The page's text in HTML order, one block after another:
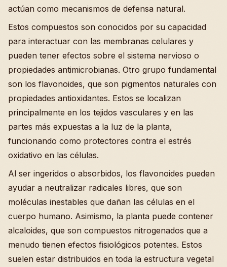
actúan como mecanismos de defensa natural.
Estos compuestos son conocidos por su capacidad
para interactuar con las membranas celulares y
pueden tener efectos sobre el sistema nervioso o
propiedades antimicrobianas. Otro grupo fundamental
son los flavonoides, que son pigmentos naturales con
propiedades antioxidantes. Estos se localizan
principalmente en los tejidos vasculares y en las
partes más expuestas a la luz de la planta,
funcionando como protectores contra el estrés
oxidativo en las células.
Al ser ingeridos o absorbidos, los flavonoides pueden
ayudar a neutralizar radicales libres, que son
moléculas inestables que dañan las células en el
cuerpo humano. Asimismo, la planta puede contener
alcaloides, que son compuestos nitrogenados que a
menudo tienen efectos fisiológicos potentes. Estos
suelen estar distribuidos en toda la estructura vegetal